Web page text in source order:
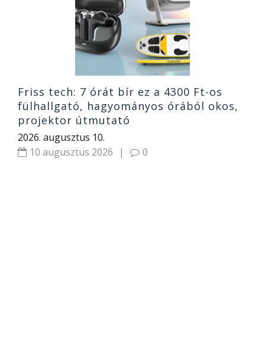
Friss tech: 7 órát bír ez a 4300 Ft-os
fülhallgató, hagyományos órából okos,
projektor útmutató
2026. augusztus 10.
10 augusztus 2026
| 0